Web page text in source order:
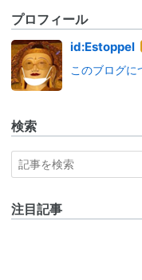
プロフィール
id:Estoppel
このブログに
検索
注目記事